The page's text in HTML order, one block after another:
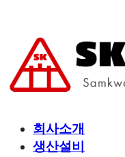
회사소개
생산설비